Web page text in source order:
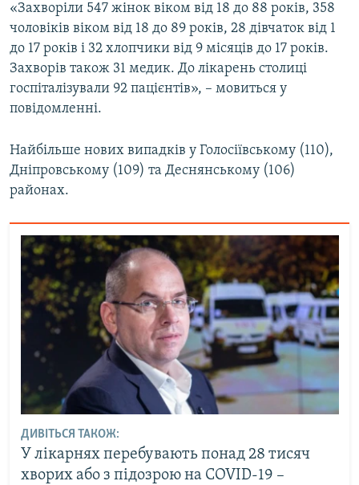
Усі сайти RFE/RL
«Захворіли 547 жінок віком від 18 до 88 років, 358
чоловіків віком від 18 до 89 років, 28 дівчаток від 1
до 17 років і 32 хлопчики від 9 місяців до 17 років.
Захворів також 31 медик. До лікарень столиці
госпіталізували 92 пацієнтів», – мовиться у
повідомленні.
Найбільше нових випадків у Голосіївському (110),
Дніпровському (109) та Деснянському (106)
районах.
ДИВІТЬСЯ ТАКОЖ:
У лікарнях перебувають понад 28 тисяч
хворих або з підозрою на COVID-19 –